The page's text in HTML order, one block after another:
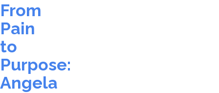
From
Pain
to
Purpose:
Angela